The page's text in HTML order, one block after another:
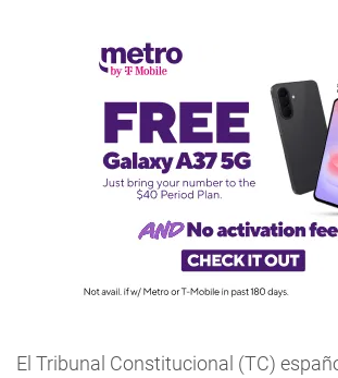
El Tribunal Constitucional (TC)